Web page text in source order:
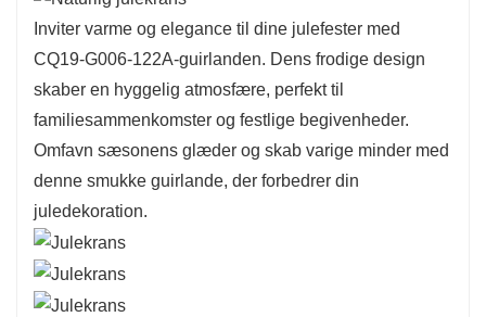
ubesværet forskellige indretningsstile og gør
den velegnet til både traditionelle og moderne
omgivelser.
Den lette konstruktion sikrer nem håndtering,
hvilket gør det nemt at skabe fantastiske
udstillinger i hele dit hjem.
Inviter varme og elegance til dine julefester med
CQ19-G006-122A-guirlanden. Dens frodige design
skaber en hyggelig atmosfære, perfekt til
familiesammenkomster og festlige begivenheder.
Omfavn sæsonens glæder og skab varige minder med
denne smukke guirlande, der forbedrer din
juledekoration.